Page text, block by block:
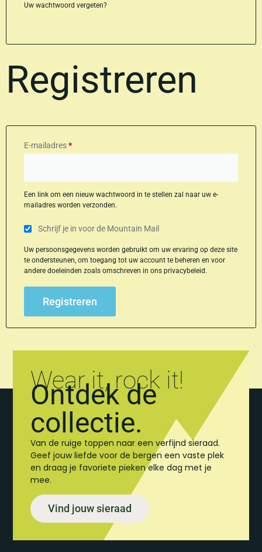
Uw wachtwoord vergeten?
Registreren
E-mailadres*
Een link om een nieuw wachtwoord in te stellen zal naar uw e-
mailadres worden verzonden.
Schrijf je in voor de Mountain Mail
Uw persoonsgegevens worden gebruikt om uw ervaring op deze site
te ondersteunen, om toegang tot uw account te beheren en voor
andere doeleinden zoals omschreven in ons privacybeleid .
Registreren
Wear it, rock it!
Ontdek de
collectie.
Van de ruige toppen naar een verfijnd sieraad.
Geef jouw liefde voor de bergen een vaste plek
en draag je favoriete pieken elke dag met je
mee.
Vind jouw sieraad